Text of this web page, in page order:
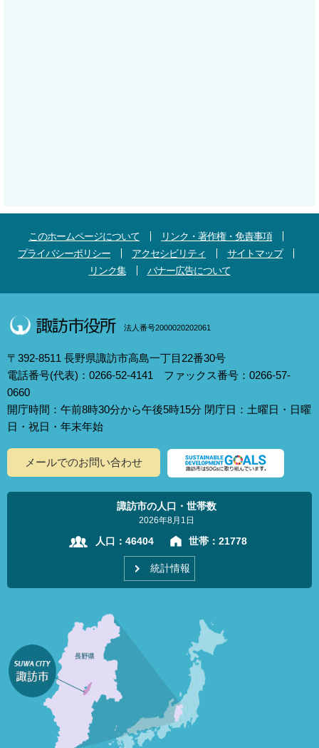
このホームページについて
リンク・著作権・免責事項
プライバシーポリシー
アクセシビリティ
サイトマップ
リンク集
バナー広告について
法人番号2000020202061
〒392-8511 長野県諏訪市高島一丁目22番30号
電話番号(代表)：0266-52-4141 ファックス番号：0266-57-
0660
開庁時間：午前8時30分から午後5時15分 閉庁日：土曜日・日曜
日・祝日・年末年始
メールでのお問い合わせ
諏訪市の人口・世帯数
2026年8月1日
人口： 46404 世帯： 21778
統計情報